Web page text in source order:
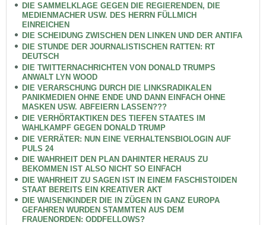
DIE SAMMELKLAGE GEGEN DIE REGIERENDEN, DIE
MEDIENMACHER USW. DES HERRN FÜLLMICH
EINREICHEN
DIE SCHEIDUNG ZWISCHEN DEN LINKEN UND DER ANTIFA
DIE STUNDE DER JOURNALISTISCHEN RATTEN: RT
DEUTSCH
DIE TWITTERNACHRICHTEN VON DONALD TRUMPS
ANWALT LYN WOOD
DIE VERARSCHUNG DURCH DIE LINKSRADIKALEN
PANIKMEDIEN OHNE ENDE UND DANN EINFACH OHNE
MASKEN USW. ABFEIERN LASSEN???
DIE VERHÖRTAKTIKEN DES TIEFEN STAATES IM
WAHLKAMPF GEGEN DONALD TRUMP
DIE VERRÄTER: NUN EINE VERHALTENSBIOLOGIN AUF
PULS 24
DIE WAHRHEIT DEN PLAN DAHINTER HERAUS ZU
BEKOMMEN IST ALSO NICHT SO EINFACH
DIE WAHRHEIT ZU SAGEN IST IN EINEM FASCHISTOIDEN
STAAT BEREITS EIN KREATIVER AKT
DIE WAISENKINDER DIE IN ZÜGEN IN GANZ EUROPA
GEFAHREN WURDEN STAMMTEN AUS DEM
FRAUENORDEN: ODDFELLOWS?